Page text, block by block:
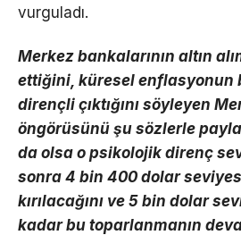
vurguladı.
Merkez bankalarının altın
ettiğini, küresel enflasyonun
dirençli çıktığını söyleyen
öngörüsünü şu sözlerle
da olsa o psikolojik direnç
sonra 4 bin 400 dolar
kırılacağını ve 5 bin dolar
kadar bu toparlanmanın